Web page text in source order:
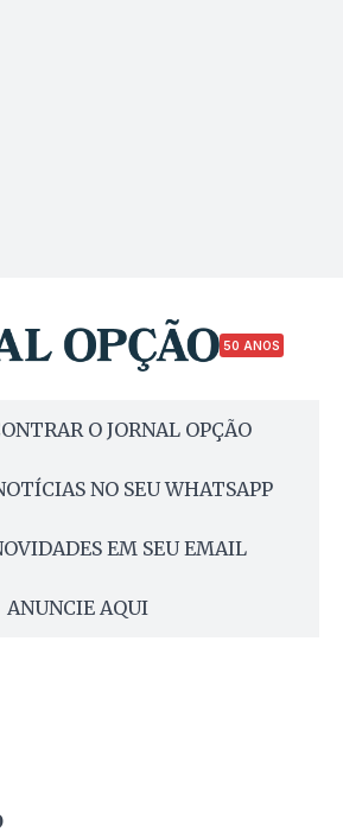
50 ANOS
O JORNAL OPÇÃO
NO SEU WHATSAPP
EM SEU EMAIL
ANUNCIE AQUI